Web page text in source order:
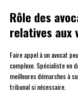
Rôle des
relatives aux
Faire appel à un avocat
complexe. Spécialiste en
meilleures démarches à
tribunal si nécessaire.